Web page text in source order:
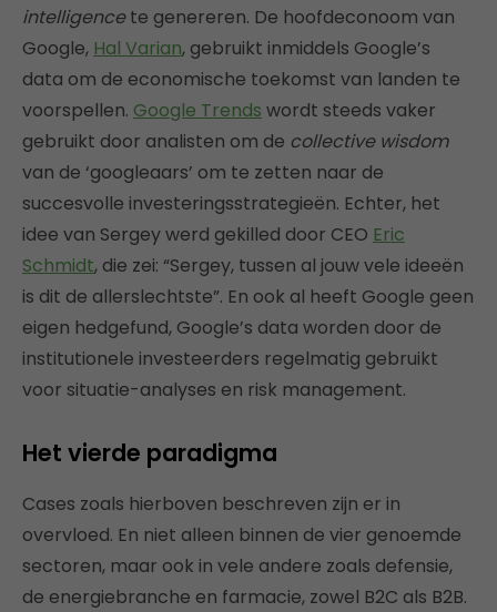
intelligencete genereren. De hoofdeconoom van
Google, Hal Varian, gebruikt inmiddels Google’s
data om de economische toekomst van landen te
voorspellen. Google Trends wordt steeds vaker
gebruikt door analisten om de collective wisdom
van de ‘googleaars’ om te zetten naar de
succesvolle investeringsstrategieën. Echter, het
idee van Sergey werd gekilled door CEO Eric
Schmidt, die zei: “Sergey, tussen al jouw vele ideeën
is dit de allerslechtste”. En ook al heeft Google geen
eigen hedgefund, Google’s data worden door de
institutionele investeerders regelmatig gebruikt
voor situatie-analyses en risk management.
Het vierde paradigma
Cases zoals hierboven beschreven zijn er in
overvloed. En niet alleen binnen de vier genoemde
sectoren, maar ook in vele andere zoals defensie,
de energiebranche en farmacie, zowel B2C als B2B.